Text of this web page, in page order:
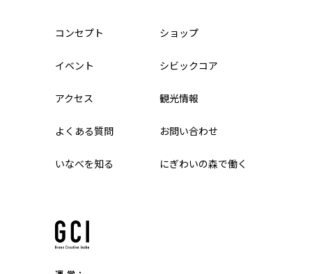
コンセプト ショップ
イベント シビックコア
アクセス 観光情報
よくある質問 お問い合わせ
いなべを知る にぎわいの森で働く